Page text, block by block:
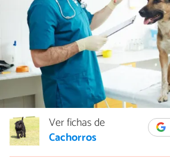
Ver fichas de
Cachorros